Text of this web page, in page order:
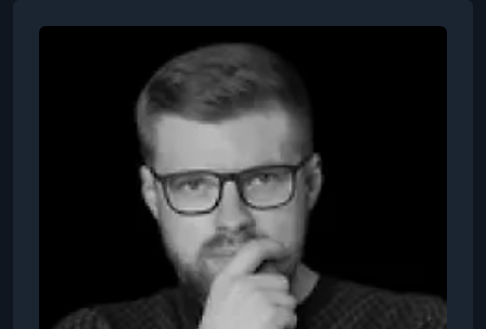
баллов по математике в SAT, что соответствует
уровню старшеклассника. В возрасте 10 лет
стал самым юным участником Международной
математической олимпиады (IMO), где
завоевал бронзовую медаль, затем
серебряную и, наконец, золотую в 13